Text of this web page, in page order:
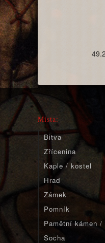
Místa:
Bitva
Zřícenina
Kaple / kostel
Hrad
Zámek
Pomník
Pamětní kámen /
Socha